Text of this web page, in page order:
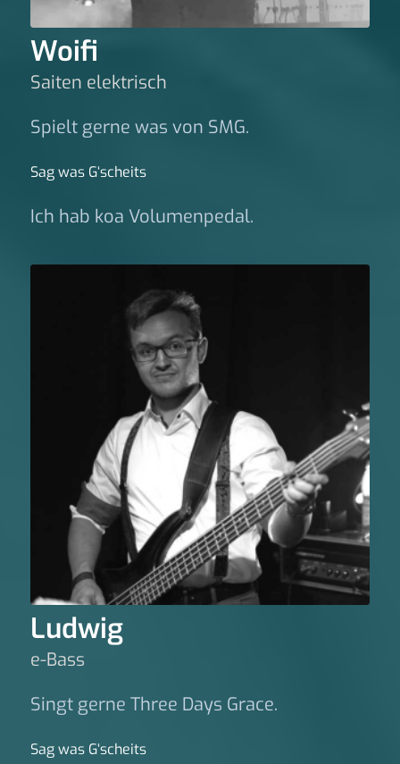
Woifi
Saiten elektrisch
Spielt gerne was von SMG.
Sag was G‘scheits
Ich hab koa Volumenpedal.
Ludwig
e-Bass
Singt gerne Three Days Grace.
Sag was G‘scheits